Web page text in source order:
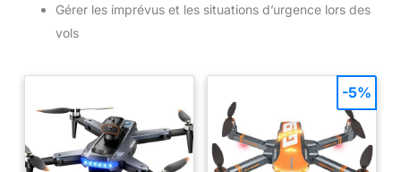
Gérer les imprévus et les situations d’urgence lors des
vols
-5%